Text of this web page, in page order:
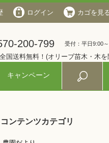
ログイン カゴを見
200-799 受付：平日9:00
国送料無料！(オリーブ苗木・木を
キャンペーン
社概要 ログイン カ
200-799 受付：平日9:00
コンテンツカテゴリ